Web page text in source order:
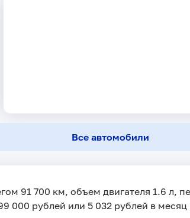
Все автомобили
91 700 км, объем двигателя 1.6 л,
000 рублей или 5 032 рублей в